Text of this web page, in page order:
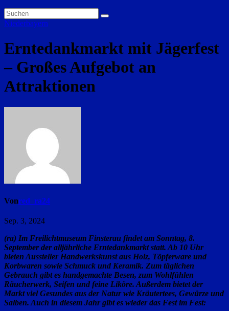
Niederbayern
Erntedankmarkt mit Jägerfest
– Großes Aufgebot an
Attraktionen
Vonred_ra24
Sep. 3, 2024
(ra) Im Freilichtmuseum Finsterau findet am Sonntag, 8.
September der alljährliche Erntedankmarkt statt. Ab 10 Uhr
bieten Aussteller Handwerkskunst aus Holz, Töpferware und
Korbwaren sowie Schmuck und Keramik. Zum täglichen
Gebrauch gibt es handgemachte Besen, zum Wohlfühlen
Räucherwerk, Seifen und feine Liköre. Außerdem bietet der
Markt viel Gesundes aus der Natur wie Kräutertees, Gewürze und
Salben. Auch in diesem Jahr gibt es wieder das Fest im Fest: